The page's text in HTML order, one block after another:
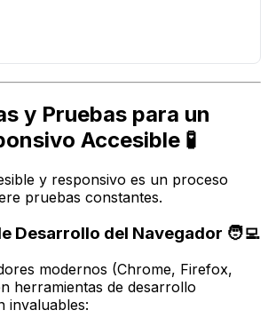
y Pruebas para un
Accesible 🧪
y responsivo es un proceso
pruebas constantes.
Desarrollo del Navegador 🧑‍💻
modernos (Chrome, Firefox,
herramientas de desarrollo
invaluables: